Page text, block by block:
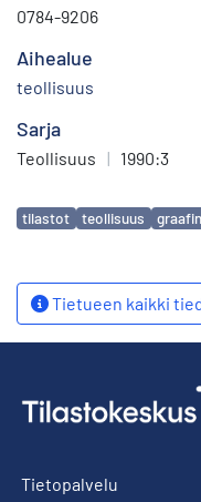
0784-9206
Aihealue
teollisuus
Sarja
Teollisuus | 1990:3
Avainsanat
tilastot teollisuus
Tietueen kaikki
Tietopalvelu